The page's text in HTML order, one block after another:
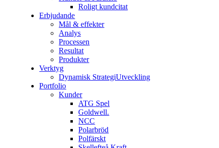
Roligt kundcitat
Erbjudande
Mål & effekter
Analys
Processen
Resultat
Produkter
Verktyg
Dynamisk StrategiUtveckling
Portfolio
Kunder
ATG Spel
Goldwell.
NCC
Polarbröd
Polfärskt